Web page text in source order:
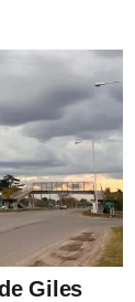
Giles